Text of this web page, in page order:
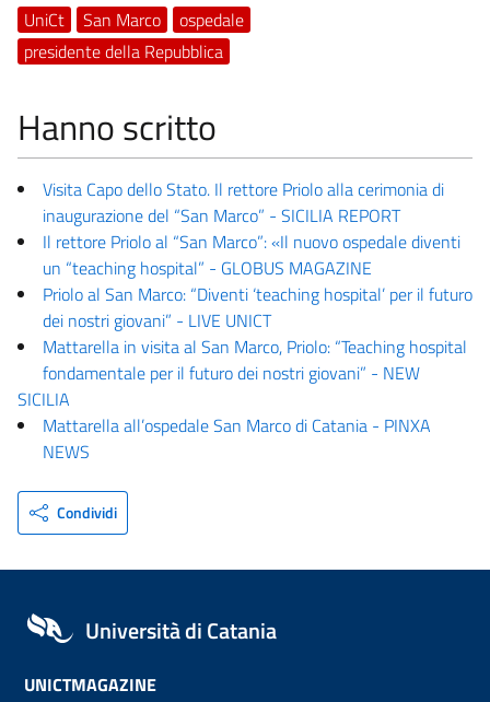
UniCt San Marco
ospedale
presidente della Repubblica
Hanno scritto
Visita Capo dello Stato. Il rettore Priolo alla cerimonia di
inaugurazione del “San Marco” - SICILIA REPORT
Il rettore Priolo al “San Marco”: «Il nuovo ospedale diventi
un “teaching hospital” - GLOBUS MAGAZINE
Priolo al San Marco: “Diventi ‘teaching hospital’ per il futuro
dei nostri giovani” - LIVE UNICT
Mattarella in visita al San Marco, Priolo: “Teaching hospital
fondamentale per il futuro dei nostri giovani” - NEW
SICILIA
Mattarella all’ospedale San Marco di Catania - PINXA
NEWS
Condividi
Università di Catania
UNICTMAGAZINE